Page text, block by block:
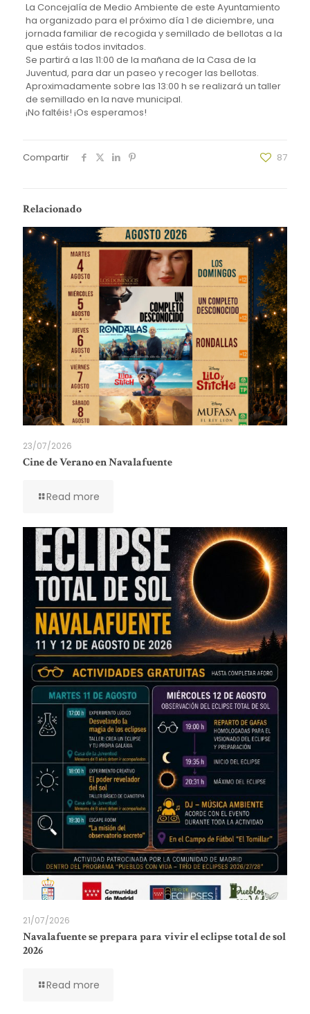
La Concejalía de Medio Ambiente de este Ayuntamiento
ha organizado para el próximo día 1 de diciembre, una
jornada familiar de recogida y semillado de bellotas a la
que estáis todos invitados.
Se partirá a las 11:00 de la mañana de la Casa de la
Juventud, para dar un paseo y recoger las bellotas.
Aproximadamente sobre las 13:00 h se realizará un taller
de semillado en la nave municipal.
¡No faltéis! ¡Os esperamos!
Compartir 87
Relacionado
23/07/2026
Cine de Verano en Navalafuente
Read more
21/07/2026
Navalafuente se prepara para vivir el eclipse total de sol
2026
Read more